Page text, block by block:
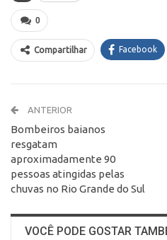
0
Compartilhar Facebook
ANTERIOR
Bombeiros baianos
resgatam
aproximadamente 90
pessoas atingidas pelas
chuvas no Rio Grande do Sul
VOCÊ PODE GOSTAR